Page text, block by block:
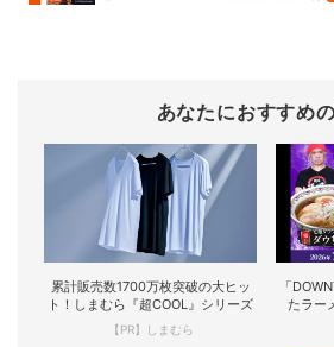
あなたにおすすめ
累計販売数1700万枚突破の大ヒッ
ト！しまむら『超COOL』シリーズ
【PR】しまむら
「
たラー